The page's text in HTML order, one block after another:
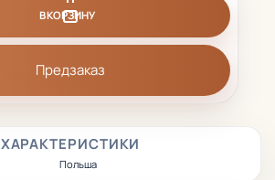
ХАРАКТЕРИСТИКИ
Польша
В КОРЗИНУ
Предзаказ